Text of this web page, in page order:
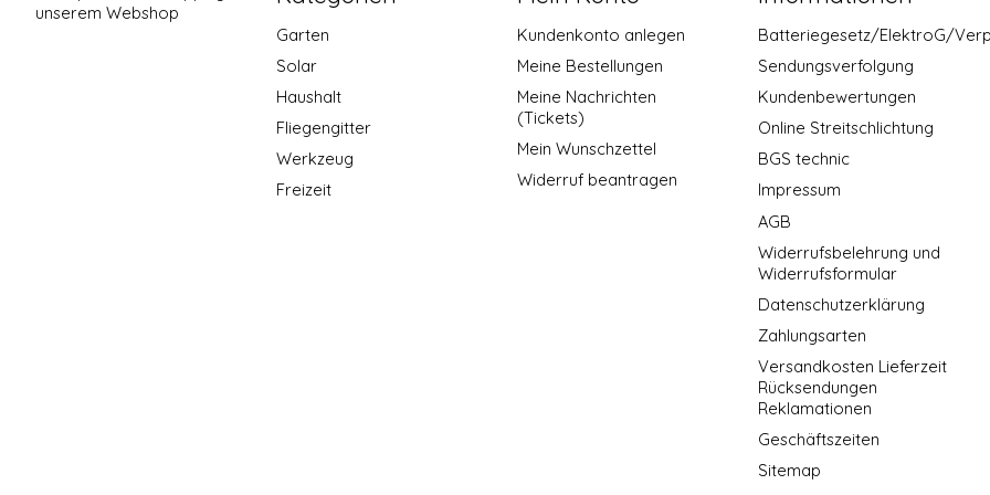
unserem Webshop
Garten
Solar
Haushalt
Fliegengitter
Werkzeug
Freizeit
Kundenkonto anlegen
Meine Bestellungen
Meine Nachrichten
(Tickets)
Mein Wunschzettel
Widerruf beantragen
Batteriegesetz/ElektroG/
Sendungsverfolgung
Kundenbewertungen
Online Streitschlichtung
BGS technic
Impressum
AGB
Widerrufsbelehrung und
Widerrufsformular
Datenschutzerklärung
Zahlungsarten
Versandkosten Lieferzeit
Rücksendungen
Reklamationen
Geschäftszeiten
Sitemap